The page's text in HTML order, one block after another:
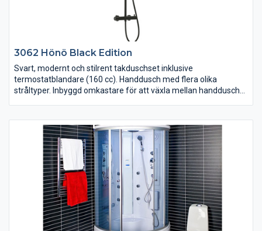
3062 Hönö Black Edition
Svart, modernt och stilrent takduschset inklusive
termostatblandare (160 cc). Handdusch med flera olika
stråltyper. Inbyggd omkastare för att växla mellan handdusch
mm). Monteras på blandarfästen med dold rördragning.